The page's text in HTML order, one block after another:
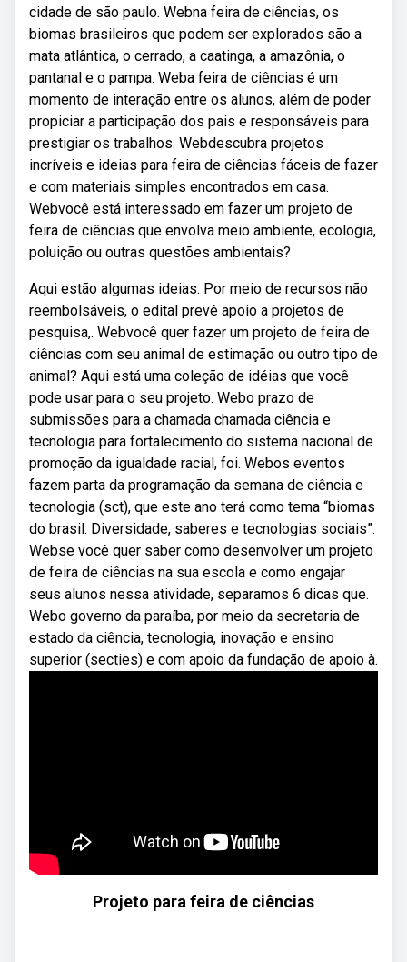
cidade de são paulo. Webna feira de ciências, os
biomas brasileiros que podem ser explorados são a
mata atlântica, o cerrado, a caatinga, a amazônia, o
pantanal e o pampa. Weba feira de ciências é um
momento de interação entre os alunos, além de poder
propiciar a participação dos pais e responsáveis para
prestigiar os trabalhos. Webdescubra projetos
incríveis e ideias para feira de ciências fáceis de fazer
e com materiais simples encontrados em casa.
Webvocê está interessado em fazer um projeto de
feira de ciências que envolva meio ambiente, ecologia,
poluição ou outras questões ambientais?
Aqui estão algumas ideias. Por meio de recursos não
reembolsáveis, o edital prevê apoio a projetos de
pesquisa,. Webvocê quer fazer um projeto de feira de
ciências com seu animal de estimação ou outro tipo de
animal? Aqui está uma coleção de idéias que você
pode usar para o seu projeto. Webo prazo de
submissões para a chamada chamada ciência e
tecnologia para fortalecimento do sistema nacional de
promoção da igualdade racial, foi. Webos eventos
fazem parta da programação da semana de ciência e
tecnologia (sct), que este ano terá como tema “biomas
do brasil: Diversidade, saberes e tecnologias sociais”.
Webse você quer saber como desenvolver um projeto
de feira de ciências na sua escola e como engajar
seus alunos nessa atividade, separamos 6 dicas que.
Webo governo da paraíba, por meio da secretaria de
estado da ciência, tecnologia, inovação e ensino
superior (secties) e com apoio da fundação de apoio à.
Projeto para feira de ciências